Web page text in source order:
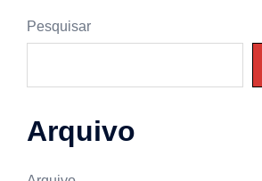
Pesquisar
Arquivo